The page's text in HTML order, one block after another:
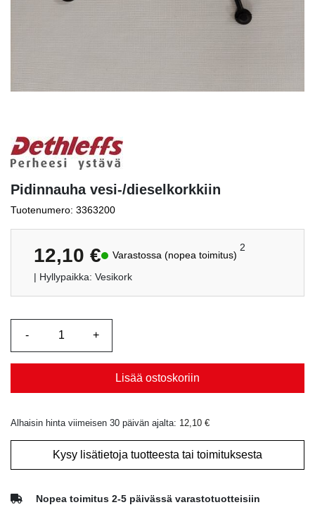
Pidinnauha vesi-/dieselkorkkiin
Tuotenumero: 3363200
12,10 € Varastossa (nopea toimitus)
2
| Hyllypaikka: Vesikork
Lisää ostoskoriin
Alhaisin hinta viimeisen 30 päivän ajalta: 12,10 €
Kysy lisätietoja tuotteesta tai toimituksesta
Nopea toimitus 2-5 päivässä varastotuotteisiin